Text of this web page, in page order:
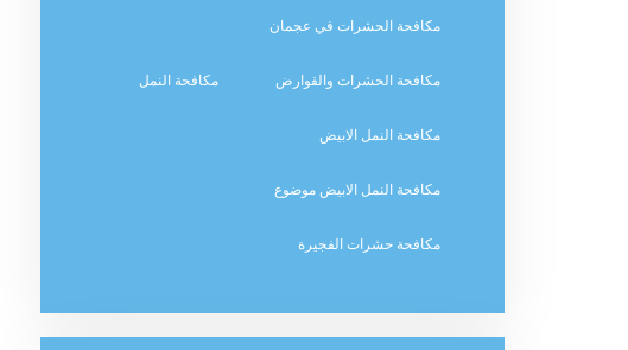
مكافحة الحشرات في عجمان
مكافحة الحشرات والقوارض مكافحة النمل
مكافحة النمل الابيض
مكافحة النمل الابيض موضوع
مكافحة حشرات الفجيرة